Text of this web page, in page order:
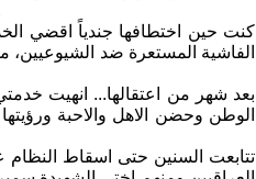
كنت حين اختطافها جندياً اقضي
الفاشية المستعرة ضد
بعد شهر من اعتقالها... انهيت
الوطن وحضن الاهل والاحبة